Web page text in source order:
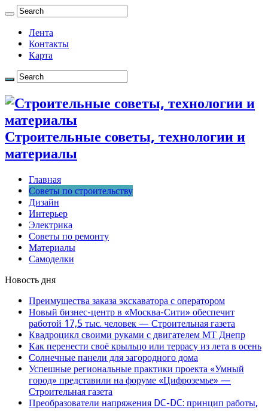
Лента
Контакты
Карта
Строительные советы, технологии и
материалы
Главная
Советы по строительству
Дизайн
Интерьер
Электрика
Советы по ремонту
Материалы
Самоделки
Новость дня
Преимущества заказа экскаватора с оператором
Новый бизнес-центр в «Москва-Сити» обеспечит
работой 17,5 тыс. человек — Строительная газета
Квадроцикл своими руками с двигателем МТ Днепр
Как перенести своё крыльцо или террасу из лета в осень
Солнечные панели для загородного дома
Успешные региональные практики проекта «Умный
город» представили на форуме «Цифроземье» —
Строительная газета
Преобразователи напряжения DC-DC: принцип работы,